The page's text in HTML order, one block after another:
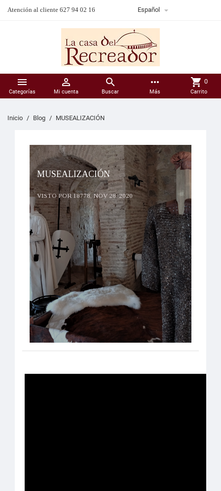
Atención al cliente 627 94 02 16 Español 

Categorías

Mi cuenta

Buscar
more_horiz
Más
shopping_cart 0
Carrito
Inicio Blog MUSEALIZACIÓN
MUSEALIZACIÓN
VISTO POR 18778,NOV 28, 2020